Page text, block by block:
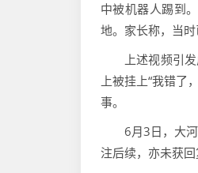
中被机器人踢到
地。家长称，当
上述视频引
上被挂上“我错了
事。
6月3日，大
注后续，亦未获回